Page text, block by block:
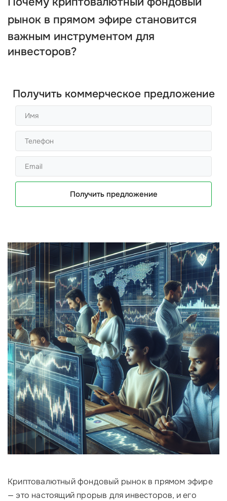
рынок в прямом эфире становится
важным инструментом для
инвесторов?
Получить коммерческое предложение
Получить предложение
Криптовалютный фондовый рынок в прямом эфире
— это настоящий прорыв для инвесторов, и его